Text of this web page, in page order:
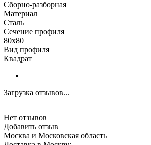
Сборно-разборная
Материал
Сталь
Сечение профиля
80х80
Вид профиля
Квадрат
Загрузка отзывов...
Нет отзывов
Добавить отзыв
Москва и Московская область